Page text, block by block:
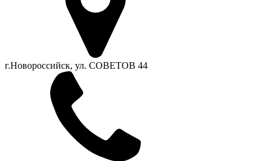
г.Новороссийск, ул. СОВЕТОВ 44